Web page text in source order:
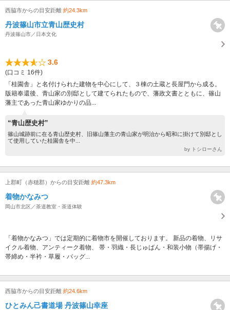
西脇市からの目安距離 約24.3km
丹波篠山市立青山歴史村
丹波篠山市／日本文化
3.6
(口コミ 16件)
「桂園舎」と名付けられた建物を中心にして、３棟の土蔵と長屋門から成る。
版籍奉還後、青山家の別邸として建てられたもので、藩政文書とともに、篠山
藩主であった青山家ゆかりの品...
“青山歴史村”
篠山城跡前に在る青山歴史村、旧篠山藩主の青山家が明治から昭和に掛けて別邸とし
て使用していた桂園舎を中...
by トシローさん
上郡町（赤穂郡）からの目安距離 約47.3km
着物かなみつ
岡山市北区／茶道教室・茶道体験
「着物かなみつ」では定期的に着物市を開催しております。 新品の着物、リサ
イクル着物、アンティーク着物、 帯・羽織・長じゅばん・和装小物（帯揚げ・
帯締め・半衿・草履・バッグ...
西脇市からの目安距離 約24.6km
ひとみん己書道場 丹波篠山幸座